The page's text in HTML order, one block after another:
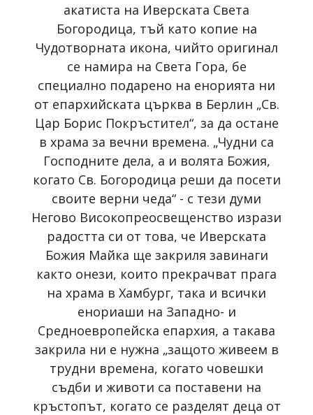
акатиста на Иверската Света
Богородица, тъй като копие на
Чудотворната икона, чийто оригинал
се намира на Света Гора, бе
специално подарено на енорията ни
от епархийската църква в Берлин „Св.
Цар Борис Покръстител“, за да остане
в храма за вечни времена. „Чудни са
Господните дела, а и волята Божия,
когато Св. Богородица реши да посети
своите верни чеда“ - с тези думи
Негово Високопреосвещенство изрази
радостта си от това, че Иверската
Божия Майка ще закриля завинаги
както онези, които прекрачват прага
на храма в Хамбург, така и всички
енориаши на Западно- и
Средноевропейска епархия, а такава
закрила ни е нужна „защото живеем в
трудни времена, когато човешки
съдби и животи са поставени на
кръстопът, когато се разделят деца от